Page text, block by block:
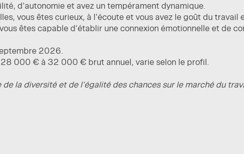
d'autonomie et avez un tempérament dynamique.
vous êtes curieux, à l’écoute et vous avez le goût du travail
êtes capable d’établir une connexion émotionnelle et de
2026.
000 € à 32 000 € brut annuel, varie selon le profil.
la diversité et de l’égalité des chances sur le marché du